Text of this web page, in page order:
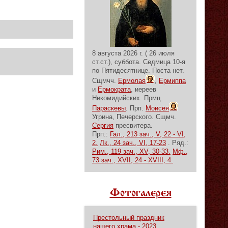
8 августа 2026 г. ( 26 июля
ст.ст.), суббота. Седмица 10-я
по Пятидесятнице. Поста нет.
Сщмчч. Ермолая , Ермиппа
и Ермократа, иереев
Никомидийских. Прмц.
Параскевы. Прп. Моисея
Угрина, Печерского. Сщмч.
Сергия пресвитера.
Прп.: Гал., 213 зач., V, 22 - VI,
2. Лк., 24 зач., VI, 17-23 . Ряд.:
Рим., 119 зач., XV, 30-33. Мф.,
73 зач., XVII, 24 - XVIII, 4.
Фотогалерея
Престольный праздник
нашего храма - 2023